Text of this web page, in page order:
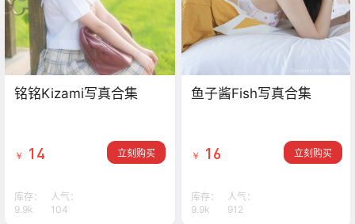
铭铭Kizami写真合集
￥ 14 立刻购买
库存：
9.9k
人气：
104
鱼子酱Fish写真合集
￥ 16 立刻购买
库存：
9.9k
人气：
912